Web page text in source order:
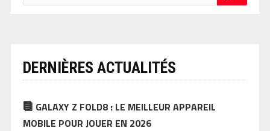
DERNIÈRES ACTUALITÉS
GALAXY Z FOLD8 : LE MEILLEUR APPAREIL
MOBILE POUR JOUER EN 2026